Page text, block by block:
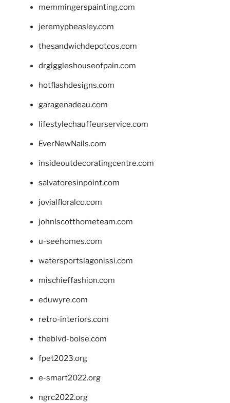
memmingerspainting.com
jeremypbeasley.com
thesandwichdepotcos.com
drgiggleshouseofpain.com
hotflashdesigns.com
garagenadeau.com
lifestylechauffeurservice.com
EverNewNails.com
insideoutdecoratingcentre.com
salvatoresinpoint.com
jovialfloralco.com
johnlscotthometeam.com
u-seehomes.com
watersportslagonissi.com
mischieffashion.com
eduwyre.com
retro-interiors.com
theblvd-boise.com
fpet2023.org
e-smart2022.org
ngrc2022.org